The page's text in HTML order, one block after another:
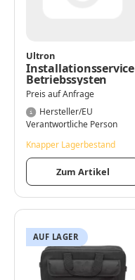
Ultron
Installationsservice
Betriebssysten
Preis auf Anfrage
Hersteller/EU
Verantwortliche Person
Knapper Lagerbestand
Zum Artikel
AUF LAGER